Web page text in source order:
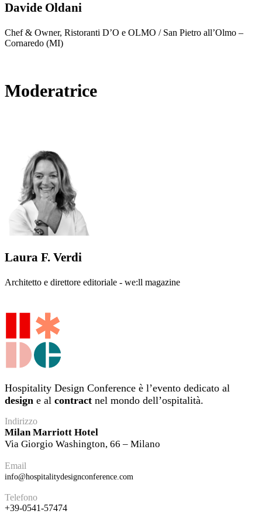
Davide Oldani
Chef & Owner, Ristoranti D’O e OLMO / San Pietro all’Olmo –
Cornaredo (MI)
Moderatrice
Laura F. Verdi
Architetto e direttore editoriale - we:ll magazine
Hospitality Design Conference è l’evento dedicato al
design e al contract nel mondo dell’ospitalità.
Indirizzo
Milan Marriott Hotel
Via Giorgio Washington, 66 – Milano
Email
info@hospitalitydesignconference.com
Telefono
+39-0541-57474